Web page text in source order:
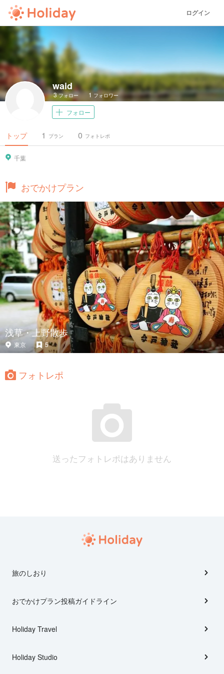
ログイン
waid
3フォロー 1 フォロワー
フォロー
トップ プラン
1 フォトレポ
0
千葉
おでかけプラン
浅草・上野散歩
東京 5
フォトレポ
送ったフォトレポはありません
旅のしおり
おでかけプラン投稿ガイドライン
Holiday Travel
Holiday Studio